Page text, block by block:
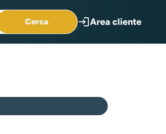
Cerca loginArea cliente